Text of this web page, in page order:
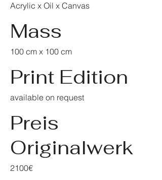
Acrylic x Oil x Canvas
Mass
100 cm x 100 cm
Print Edition
available on request
Preis
Originalwerk
2100€